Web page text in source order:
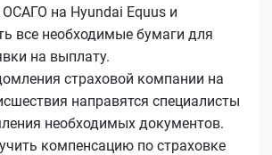
на Hyundai Equus и
все необходимые бумаги для
на выплату.
страховой компании на
направятся специалисты
необходимых документов.
компенсацию по страховке